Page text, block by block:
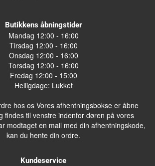
Butikkens åbningstider
Mandag 12:00 - 16:00
Tirsdag 12:00 - 16:00
Onsdag 12:00 - 16:00
Torsdag 12:00 - 16:00
Fredag 12:00 - 15:00
Helligdage: Lukket
hos os Vores afhentningsbokse er åbne
findes til venstre indenfor døren på vores
modtaget en mail med din afhentningskode,
kan du hente din ordre.
Kundeservice